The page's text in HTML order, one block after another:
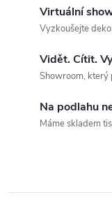
Virtuální
Vyzkoušejte
Vidět. Cítit.
Showroom, který
Na podlahu
Máme skladem